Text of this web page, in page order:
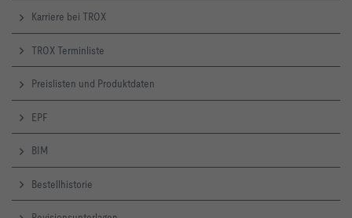
Karriere bei TROX
TROX Terminliste
Preislisten und Produktdaten
EPF
BIM
Bestellhistorie